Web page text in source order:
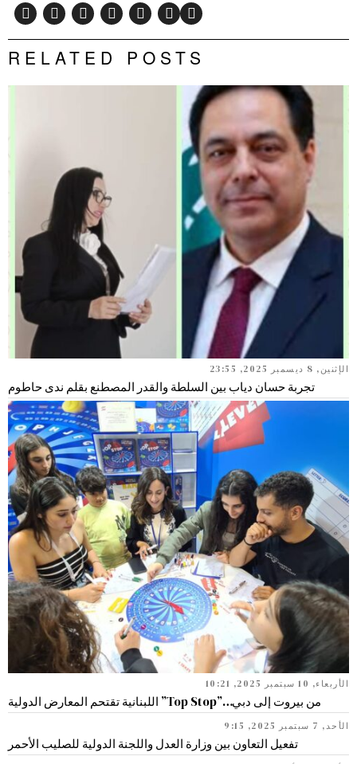
RELATED POSTS
الإثنين, 8 ديسمبر 2025, 23:55
تجربة حسان دياب بين السلطة والقدر المصطنع بقلم ندى حاطوم
الأربعاء, 10 سبتمبر 2025, 10:21
من بيروت إلى دبي…”Top Stop” اللبنانية تقتحم المعارض الدولية
الأحد, 7 سبتمبر 2025, 9:15
تفعيل التعاون بين وزارة العدل واللجنة الدولية للصليب الأحمر